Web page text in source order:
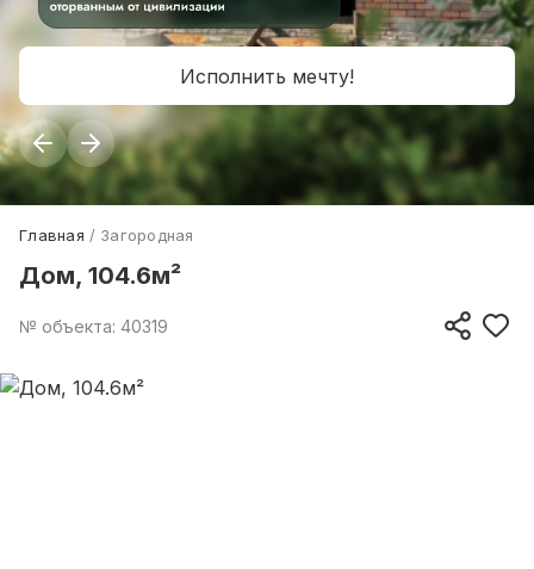
Исполнить мечту!
Главная Загородная
Дом, 104.6м²
№ объекта: 40319